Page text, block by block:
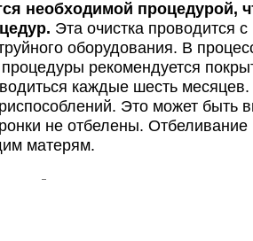
✚Зубные украшения
✚Реставрация зубов
✚Реставрационные
необходимой процедурой,
Эта очистка проводится
оборудования. В
рекомендуется
каждые шесть месяцев.
Это может быть
не отбелены. Отбеливание
матерям.